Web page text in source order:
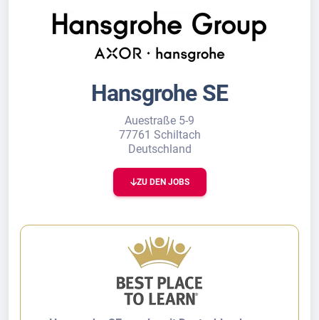
Hansgrohe SE
Auestraße 5-9
77761 Schiltach
Deutschland
ZU DEN JOBS